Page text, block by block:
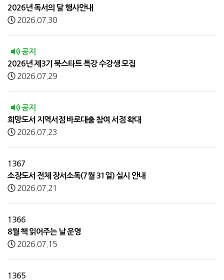
2026년 독서의 달 행사안내
2026.07.30
공지
2026년 제3기 북스타트 특강 수강생 모집
2026.07.29
공지
희망도서 지역서점 바로대출 참여 서점 확대
2026.07.23
1367
소장도서 전체 장서소독(7월 31일) 실시 안내
2026.07.21
1366
8월 책 읽어주는 날 운영
2026.07.15
1365